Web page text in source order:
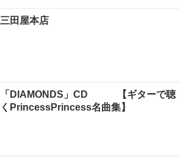
三田屋本店
「DIAMONDS」CD 【ギターで聴
くPrincessPrincess名曲集】